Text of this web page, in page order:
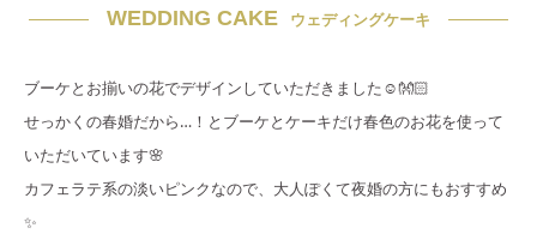
WEDDING CAKE ウェディングケーキ
ブーケとお揃いの花でデザインしていただきました☺️👐🏻
せっかくの春婚だから…！とブーケとケーキだけ春色のお花を使って
いただいています🌸
カフェラテ系の淡いピンクなので、大人ぽくて夜婚の方にもおすすめ
✨